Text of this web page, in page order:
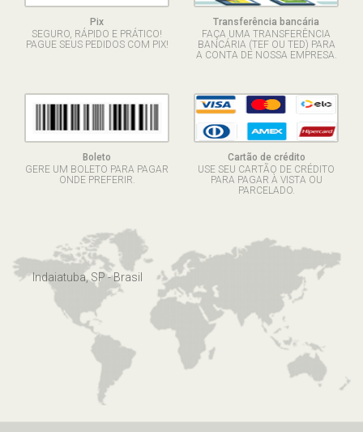
Pix
SEGURO, RÁPIDO E PRÁTICO!
PAGUE SEUS PEDIDOS COM PIX!
Transferência bancária
FAÇA UMA TRANSFERÊNCIA
BANCÁRIA (TEF OU TED) PARA
A CONTA DE NOSSA EMPRESA.
Boleto
GERE UM BOLETO PARA PAGAR
ONDE PREFERIR.
Cartão de crédito
USE SEU CARTÃO DE CRÉDITO
PARA PAGAR À VISTA OU
PARCELADO.
Indaiatuba, SP - Brasil